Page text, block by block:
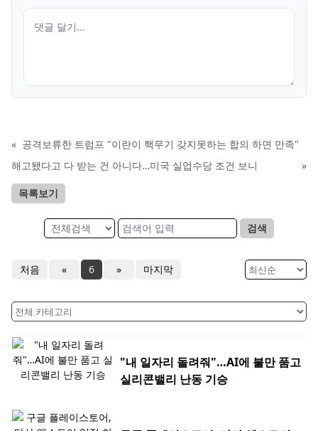
« 공격보류한 트럼프 "이란이 핵무기 갖지못하는 합의 하면 만족"
해고됐다고 다 받는 건 아니다…미국 실업수당 조건 보니
»
목록보기
검색
처음 « 6 » 마지막
"내 일자리 돌려줘"…AI에 불만 품고
실리콘밸리 난동 기승